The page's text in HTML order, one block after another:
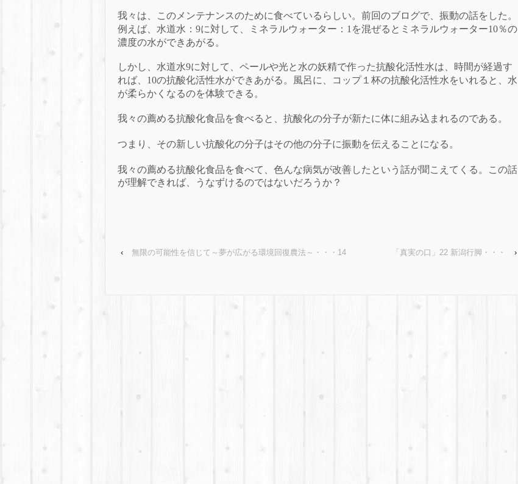
我々は、このメンテナンスのために食べているらしい。 前回のブログで、振動の話をした。
例えば、水道水：9に対して、ミネラルウォーター：1を混ぜるとミネラルウォーター10％の
濃度の水ができあがる。
しかし、水道水9に対して、ペールや光と水の妖精で作った抗酸化活性水は、時間が経過す
れば、10の抗酸化活性水ができあがる。
風呂に、コップ１杯の抗酸化活性水をいれると、水
が柔らかくなるのを体験できる。
我々の薦める抗酸化食品を食べると、抗酸化の分子が新たに体に組み込まれるのである。
つまり、その新しい抗酸化の分子はその他の分子に振動を伝えることになる。
我々の薦める抗酸化食品を食べて、色んな病気が改善したという話が聞こえてくる。
この話
が理解できれば、うなずけるのではないだろうか？
‹ 無限の可能性を信じて～夢が広がる環境回復農法～・・・14 「真実の口」22 新潟行脚・・・ ›